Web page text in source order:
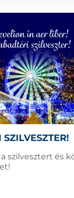
szilvesztert és